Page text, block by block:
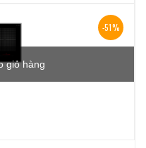
-51%
giỏ hàng